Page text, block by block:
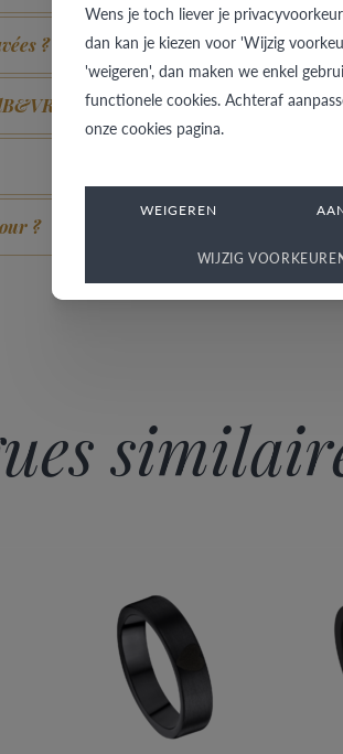
?
?
?
Wens je toch liever je
dan kan je kiezen voor 'Wijzig
'weigeren', dan maken we enkel
functionele cookies. Achteraf
onze cookies pagina.
WEIGEREN
WIJZIG